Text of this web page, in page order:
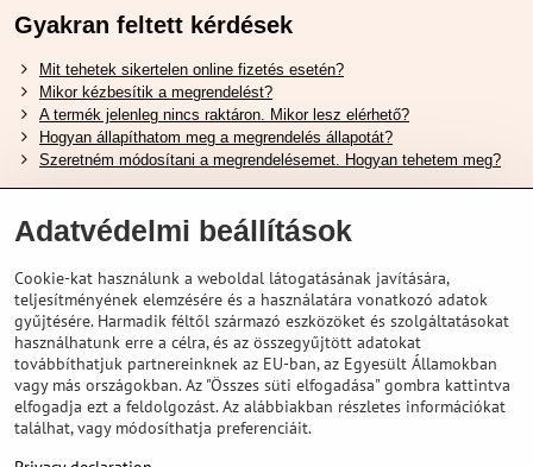
Gyakran feltett kérdések
Mit tehetek sikertelen online fizetés esetén?
Mikor kézbesítik a megrendelést?
A termék jelenleg nincs raktáron. Mikor lesz elérhető?
Hogyan állapíthatom meg a megrendelés állapotát?
Szeretném módosítani a megrendelésemet. Hogyan tehetem meg?
Hasznos Linkek
Hogyan válasszuk ki a megfelelő felfüggesztési villát ?
Hogyan válasszuk ki a megfelelő méretű sisakot?
Shimano E-Bike Akkumulátor Útmutató
Schwalbe Tubeless Gumik Felfedezése
Adatvédelmi beállítások
Cookie-kat használunk a weboldal látogatásának javítására,
teljesítményének elemzésére és a használatára vonatkozó adatok
gyűjtésére. Harmadik féltől származó eszközöket és szolgáltatásokat
használhatunk erre a célra, és az összegyűjtött adatokat
továbbíthatjuk partnereinknek az EU-ban, az Egyesült Államokban
vagy más országokban. Az "Összes süti elfogadása" gombra kattintva
elfogadja ezt a feldolgozást. Az alábbiakban részletes információkat
találhat, vagy módosíthatja preferenciáit.